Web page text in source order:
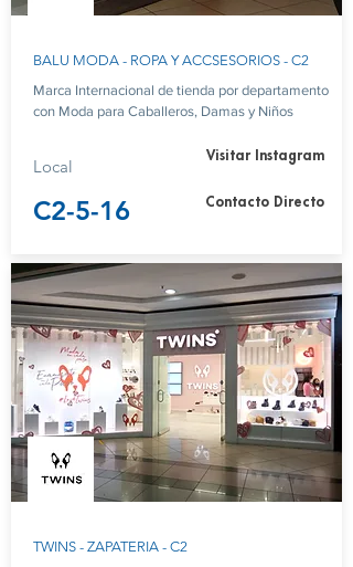
BALU MODA - ROPA Y ACCSESORIOS - C2
Marca Internacional de tienda por departamento
con Moda para Caballeros, Damas y Niños
Local
C2-5-16
Visitar Instagram
Contacto Directo
TWINS - ZAPATERIA - C2